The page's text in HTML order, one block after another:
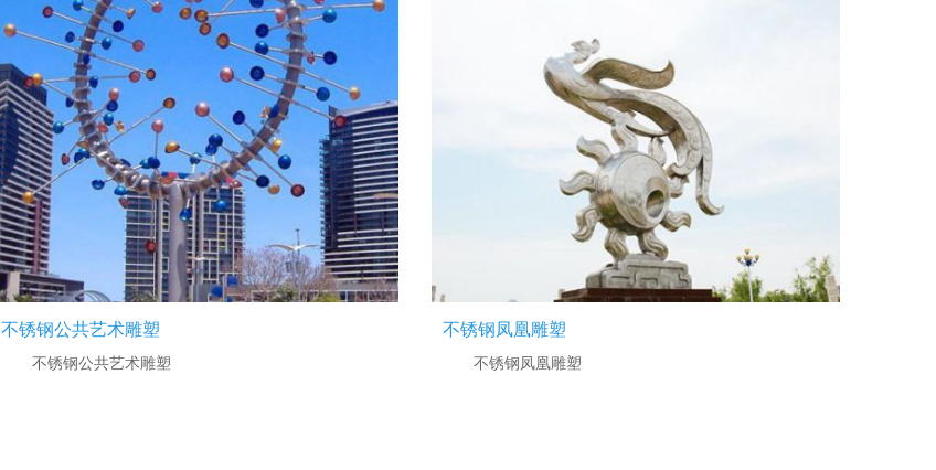
不锈钢公共艺术雕塑
不锈钢公共艺术雕塑
不锈钢凤凰雕塑
不锈钢凤凰雕塑